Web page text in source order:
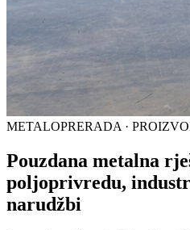
METALOPRERADA ·
Pouzdana metalna
poljoprivredu,
narudžbi